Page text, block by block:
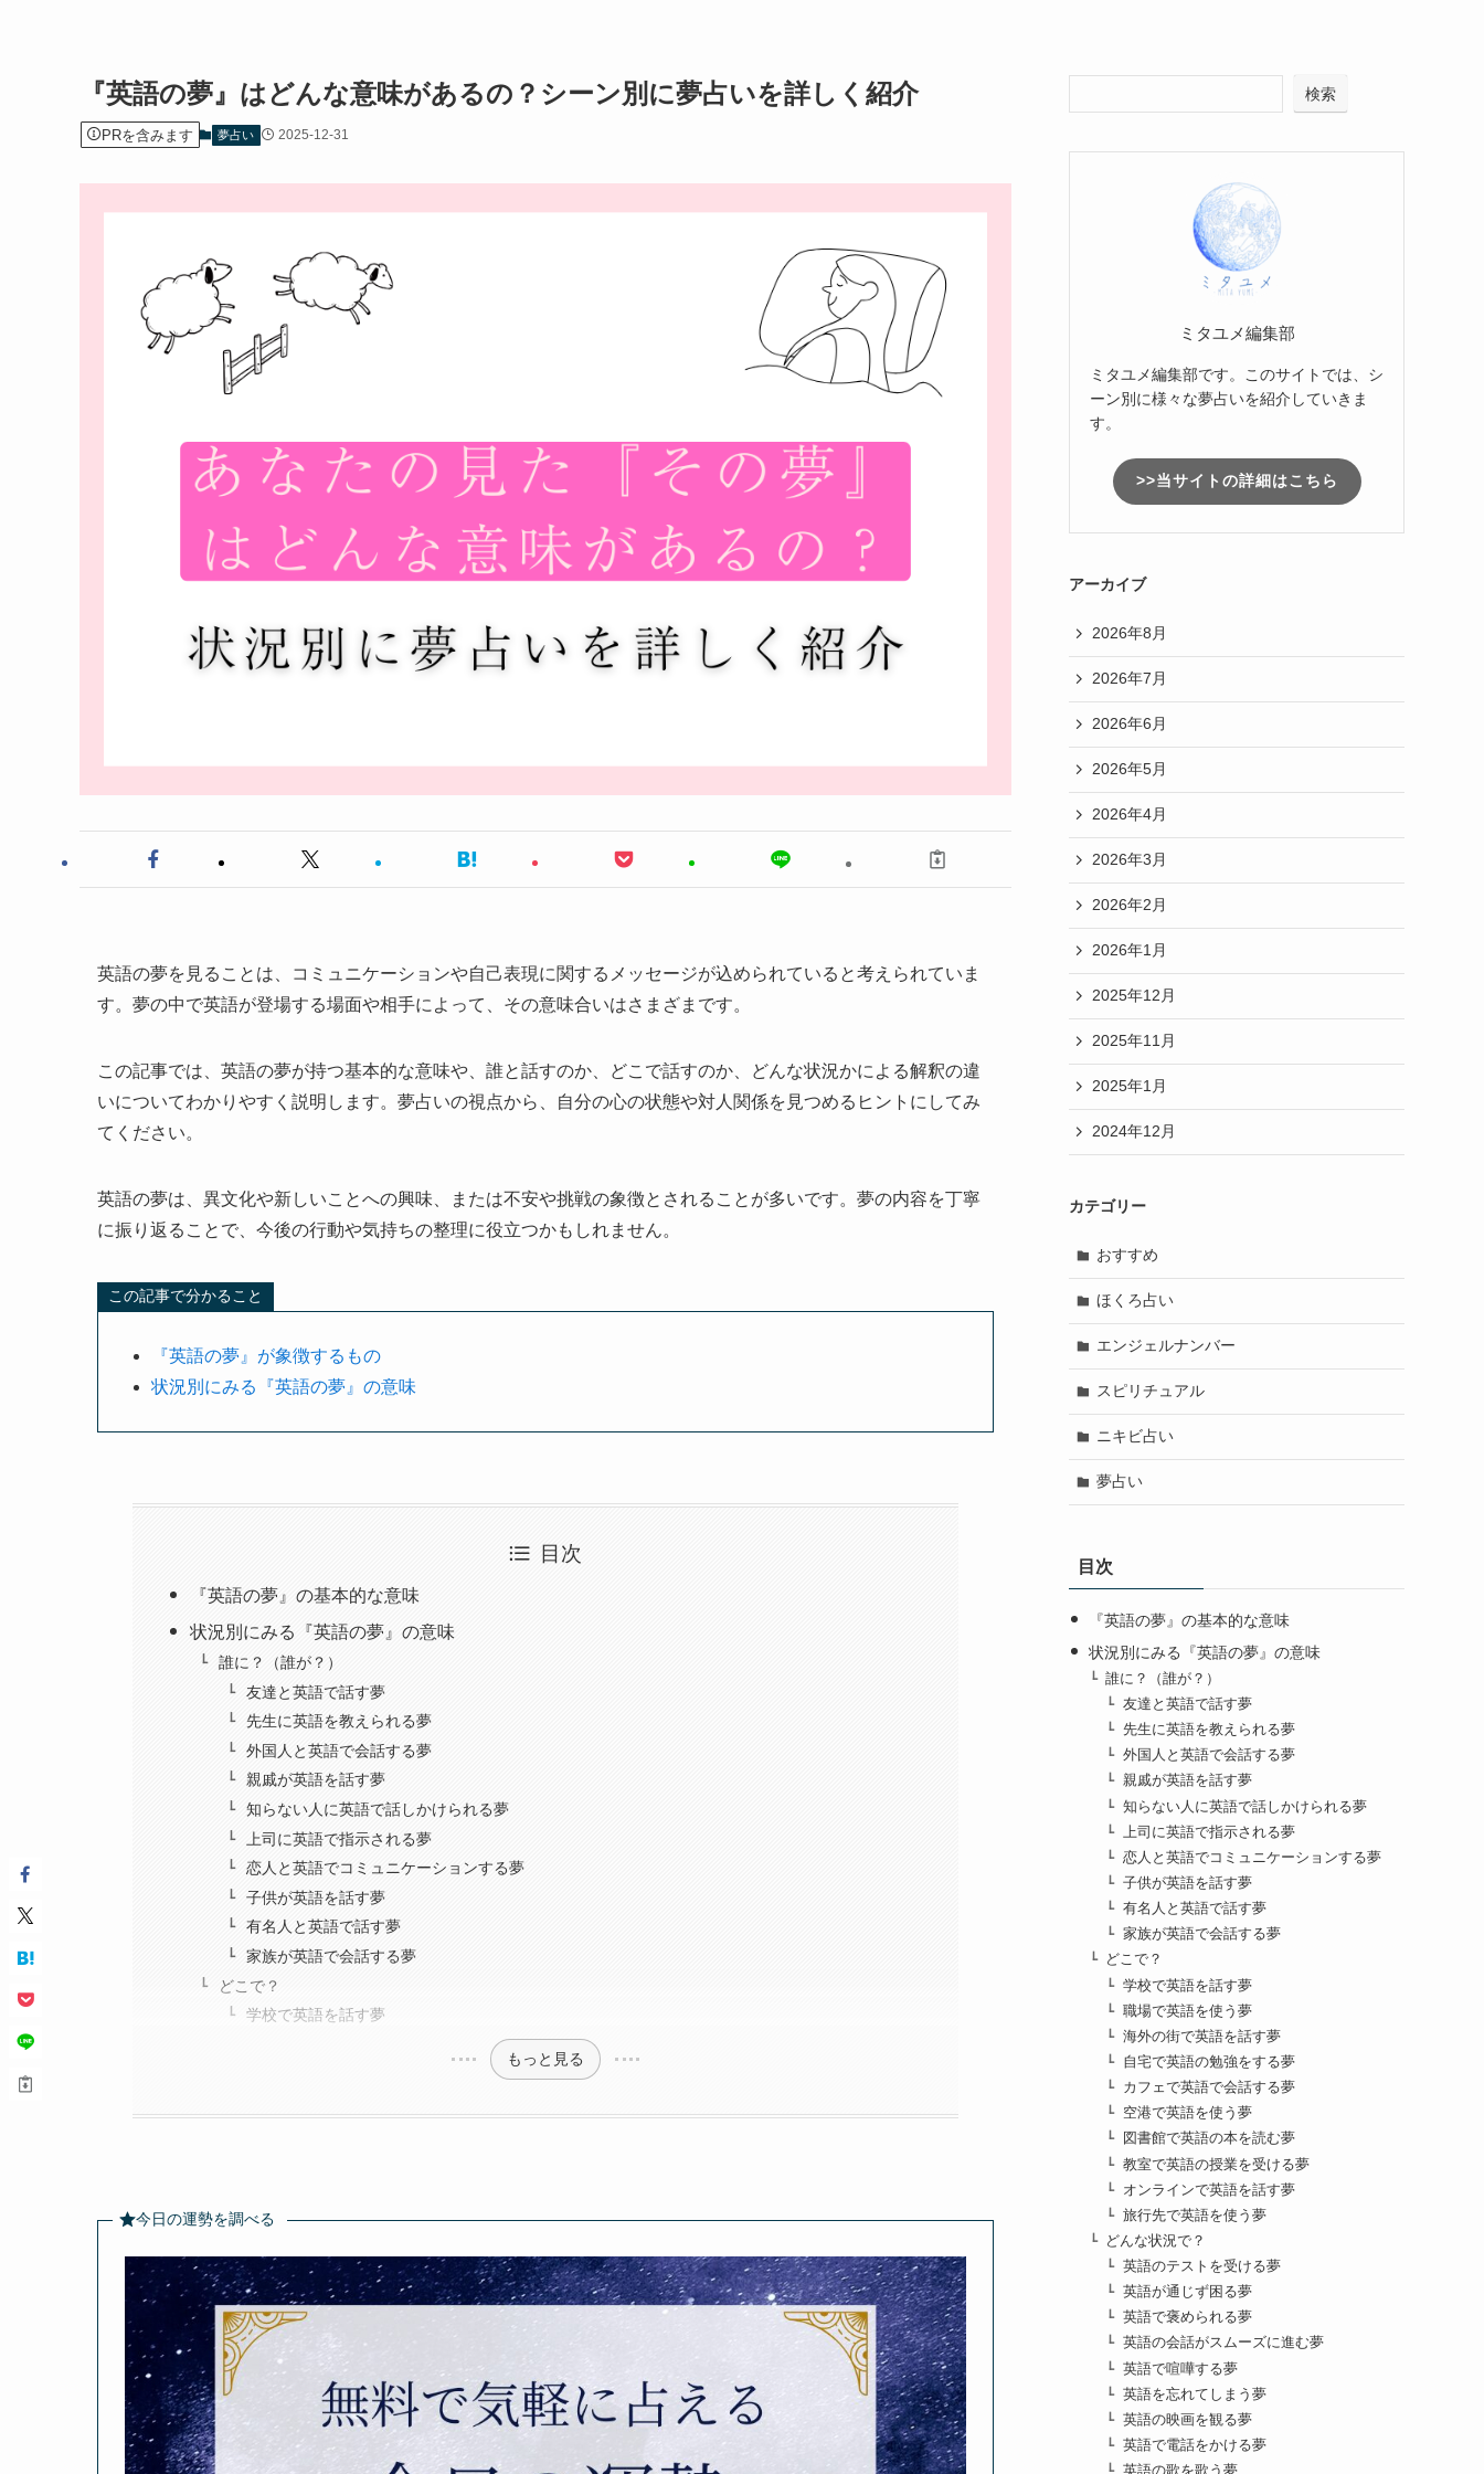
『英語の夢』はどんな意味があるの？シーン別に夢占いを詳しく紹介
PRを含みます 夢占い 2025-12-31
英語の夢を見ることは、コミュニケーションや自己表現に関するメッセージが込められていると考えられていま
す。夢の中で英語が登場する場面や相手によって、その意味合いはさまざまです。
この記事では、英語の夢が持つ基本的な意味や、誰と話すのか、どこで話すのか、どんな状況かによる解釈の違
いについてわかりやすく説明します。夢占いの視点から、自分の心の状態や対人関係を見つめるヒントにしてみ
てください。
英語の夢は、異文化や新しいことへの興味、または不安や挑戦の象徴とされることが多いです。夢の内容を丁寧
に振り返ることで、今後の行動や気持ちの整理に役立つかもしれません。
この記事で分かること
『英語の夢』が象徴するもの
状況別にみる『英語の夢』の意味
目次
『英語の夢』の基本的な意味
状況別にみる『英語の夢』の意味
誰に？（誰が？）
友達と英語で話す夢
先生に英語を教えられる夢
外国人と英語で会話する夢
親戚が英語を話す夢
知らない人に英語で話しかけられる夢
上司に英語で指示される夢
恋人と英語でコミュニケーションする夢
子供が英語を話す夢
有名人と英語で話す夢
家族が英語で会話する夢
どこで？
学校で英語を話す夢
もっと見る
今日の運勢を調べる
検索
ミタユメ編集部
ミタユメ編集部です。このサイトでは、シ
ーン別に様々な夢占いを紹介していきま
す。
>>当サイトの詳細はこちら
アーカイブ
2026年8月
2026年7月
2026年6月
2026年5月
2026年4月
2026年3月
2026年2月
2026年1月
2025年12月
2025年11月
2025年1月
2024年12月
カテゴリー
おすすめ
ほくろ占い
エンジェルナンバー
スピリチュアル
ニキビ占い
夢占い
目次
『英語の夢』の基本的な意味
状況別にみる『英語の夢』の意味
誰に？（誰が？）
友達と英語で話す夢
先生に英語を教えられる夢
外国人と英語で会話する夢
親戚が英語を話す夢
知らない人に英語で話しかけられる夢
上司に英語で指示される夢
恋人と英語でコミュニケーションする夢
子供が英語を話す夢
有名人と英語で話す夢
家族が英語で会話する夢
どこで？
学校で英語を話す夢
職場で英語を使う夢
海外の街で英語を話す夢
自宅で英語の勉強をする夢
カフェで英語で会話する夢
空港で英語を使う夢
図書館で英語の本を読む夢
教室で英語の授業を受ける夢
オンラインで英語を話す夢
旅行先で英語を使う夢
どんな状況で？
英語のテストを受ける夢
英語が通じず困る夢
英語で褒められる夢
英語の会話がスムーズに進む夢
英語で喧嘩する夢
英語を忘れてしまう夢
英語の映画を観る夢
英語で電話をかける夢
英語の歌を歌う夢